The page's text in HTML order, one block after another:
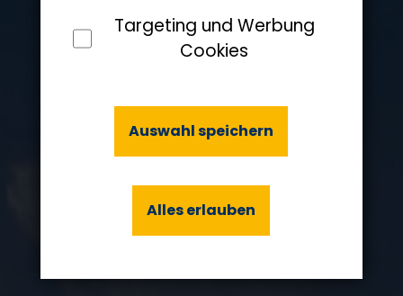
Targeting und Werbung
Cookies
Auswahl speichern
Alles erlauben